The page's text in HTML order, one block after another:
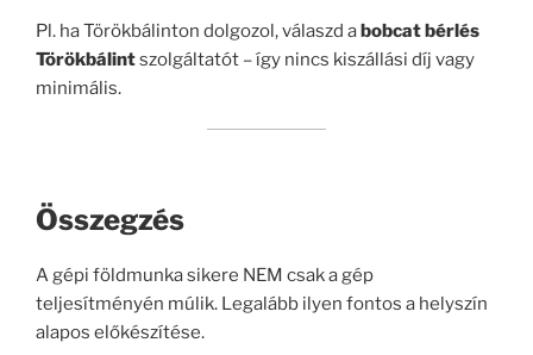
Pl. ha Törökbálinton dolgozol, válaszd abobcat bérlés
Törökbálintszolgáltatót – így nincs kiszállási díj vagy
minimális.
Összegzés
A gépi földmunka sikere NEM csak a gép
teljesítményén múlik. Legalább ilyen fontos a helyszín
alapos előkészítése.